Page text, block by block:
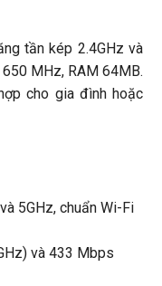
tần kép 2.4GHz và
MHz, RAM 64MB.
cho gia đình hoặc
5GHz, chuẩn Wi-Fi
và 433 Mbps